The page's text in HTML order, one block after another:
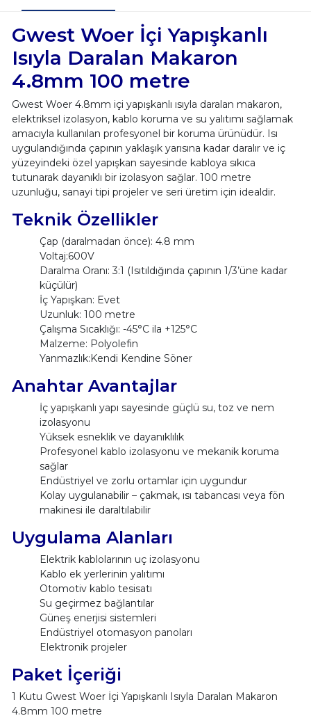
Gwest Woer İçi Yapışkanlı
Isıyla Daralan Makaron
4.8mm 100 metre
Gwest Woer 4.8mm içi yapışkanlı ısıyla daralan makaron,
elektriksel izolasyon, kablo koruma ve su yalıtımı sağlamak
amacıyla kullanılan profesyonel bir koruma ürünüdür. Isı
uygulandığında çapının yaklaşık yarısına kadar daralır ve iç
yüzeyindeki özel yapışkan sayesinde kabloya sıkıca
tutunarak dayanıklı bir izolasyon sağlar. 100 metre
uzunluğu, sanayi tipi projeler ve seri üretim için idealdir.
Teknik Özellikler
Çap (daralmadan önce): 4.8 mm
Voltaj:600V
Daralma Oranı: 3:1 (Isıtıldığında çapının 1/3’üne kadar
küçülür)
İç Yapışkan: Evet
Uzunluk: 100 metre
Çalışma Sıcaklığı: -45°C ila +125°C
Malzeme: Polyolefin
Yanmazlık:Kendi Kendine Söner
Anahtar Avantajlar
İç yapışkanlı yapı sayesinde güçlü su, toz ve nem
izolasyonu
Yüksek esneklik ve dayanıklılık
Profesyonel kablo izolasyonu ve mekanik koruma
sağlar
Endüstriyel ve zorlu ortamlar için uygundur
Kolay uygulanabilir – çakmak, ısı tabancası veya fön
makinesi ile daraltılabilir
Uygulama Alanları
Elektrik kablolarının uç izolasyonu
Kablo ek yerlerinin yalıtımı
Otomotiv kablo tesisatı
Su geçirmez bağlantılar
Güneş enerjisi sistemleri
Endüstriyel otomasyon panoları
Elektronik projeler
Paket İçeriği
1 Kutu Gwest Woer İçi Yapışkanlı Isıyla Daralan Makaron
4.8mm 100 metre